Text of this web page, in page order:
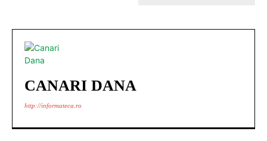
CANARI DANA
http://informateca.ro